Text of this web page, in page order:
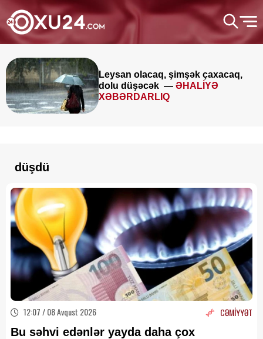
Leysan olacaq, şimşək çaxacaq,
dolu düşəcək — ƏHALİYƏ
XƏBƏRDARLIQ
düşdü
12:07 / 08 Avqust 2026 CƏMİYYƏT
Bu səhvi edənlər yayda daha çox